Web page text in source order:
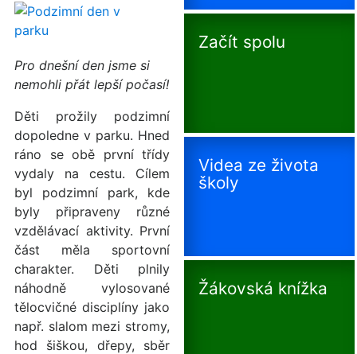
Pro dnešní den jsme si
nemohli přát lepší počasí!
Děti prožily podzimní
dopoledne v parku. Hned
ráno se obě první třídy
vydaly na cestu. Cílem
byl podzimní park, kde
byly připraveny různé
vzdělávací aktivity. První
část měla sportovní
charakter. Děti plnily
náhodně vylosované
tělocvičné disciplíny jako
např. slalom mezi stromy,
hod šiškou, dřepy, sběr
Začít spolu
Videa ze života
školy
Žákovská knížka